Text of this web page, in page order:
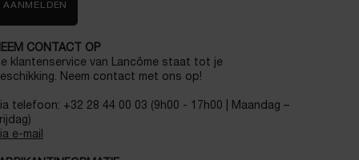
AANMELDEN
CONTACT OP
klantenservice van Lancôme staat tot je
Neem contact met ons op!
telefoon: +32 28 44 00 03 (9h00 - 17h00 | Maandag –
e-mail